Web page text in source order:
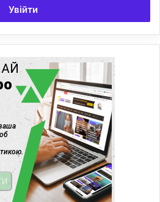
Увійти